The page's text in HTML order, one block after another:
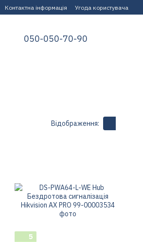
Контактна інформація Угода користувача
050-050-70-90
Відображення:
5